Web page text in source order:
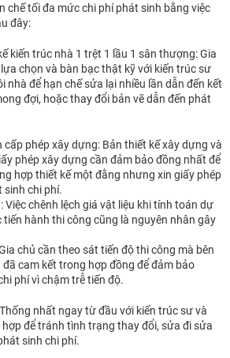
chế tối đa mức chi phí phát sinh bằng việc
đây:
kiến trúc nhà 1 trệt 1 lầu 1 sân thượng: Gia
chọn và bàn bạc thật kỹ với kiến trúc sư
nhà để hạn chế sửa lại nhiều lần dẫn đến kết
đợi, hoặc thay đổi bản vẽ dẫn đến phát
phép xây dựng: Bản thiết kế xây dựng và
phép xây dựng cần đảm bảo đồng nhất để
hợp thiết kế một đằng nhưng xin giấy phép
sinh chi phí.
Việc chênh lệch giá vật liệu khi tính toán dự
tiến hành thi công cũng là nguyên nhân gây
chủ cần theo sát tiến độ thi công mà bên
cam kết trong hợp đồng để đảm bảo
phí vì chậm trễ tiến độ.
nhất ngay từ đầu với kiến trúc sư và
để tránh tình trạng thay đổi, sửa đi sửa
sinh chi phí.